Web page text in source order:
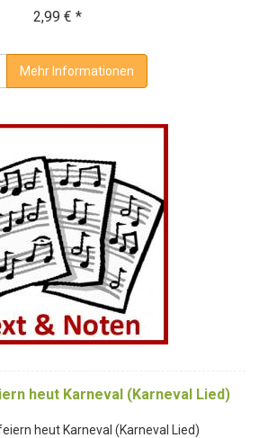
2,99 € *
Mehr Informationen
heut Karneval (Karneval Lied)
heut Karneval (Karneval Lied)